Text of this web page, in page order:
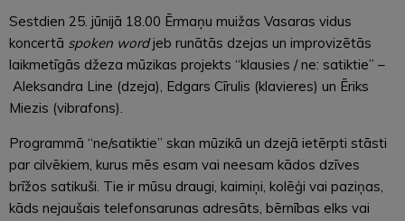
Sestdien 25. jūnijā 18.00 Ērmaņu muižas Vasaras vidus
koncertā spoken wordjeb runātās dzejas un improvizētās
laikmetīgās džeza mūzikas projekts “klausies / ne: satiktie” –
Aleksandra Line (dzeja), Edgars Cīrulis (klavieres) un Ēriks
Miezis (vibrafons).
Programmā “ne/satiktie” skan mūzikā un dzejā ietērpti stāsti
par cilvēkiem, kurus mēs esam vai neesam kādos dzīves
brīžos satikuši. Tie ir mūsu draugi, kaimiņi, kolēģi vai paziņas,
kāds nejaušais telefonsarunas adresāts, bērnības elks vai